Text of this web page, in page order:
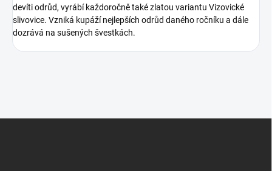
devíti odrůd, vyrábí každoročně také zlatou variantu Vizovické
slivovice. Vzniká kupáží nejlepších odrůd daného ročníku a dále
dozrává na sušených švestkách.